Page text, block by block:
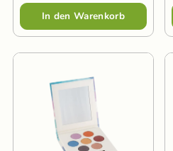
Menge
In den Warenkorb